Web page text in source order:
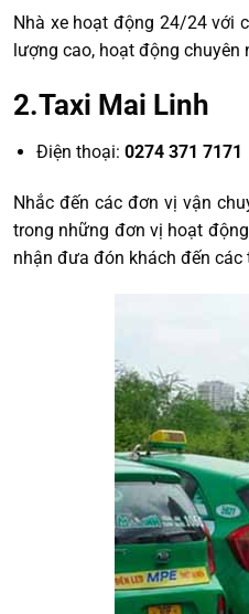
Nhà xe hoạt động 24/24 với
lượng cao, hoạt động
2.Taxi Mai Linh
Điện thoại: 0274 371 7171
Nhắc đến các đơn vị vận
trong những đơn vị hoạt
nhận đưa đón khách đến các